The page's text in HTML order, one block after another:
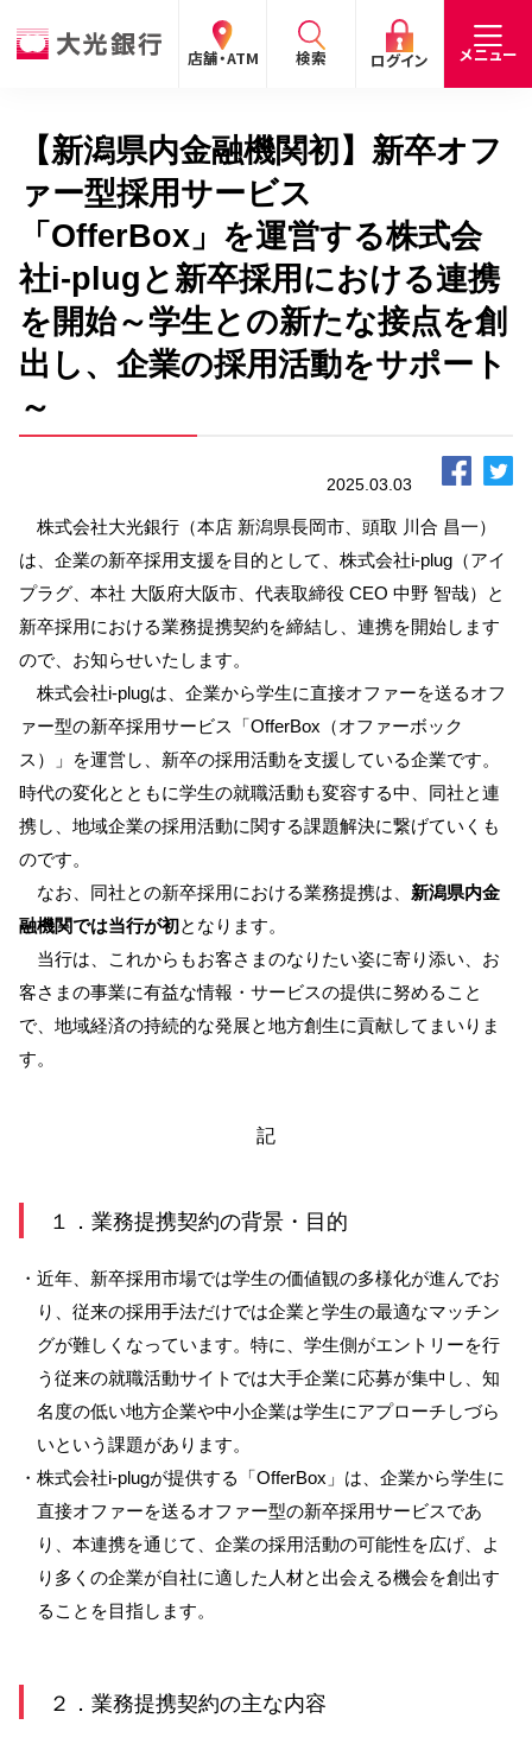
店舗・ATM 検索 ログイン メニュー
閉じる
手数料 預金金利 お問合わせ
個人の
お客さま
法人の
お客さま
企業・
IR情報
採用
情報
閉じる
個人のお客さま
たいこうパーソナルe-バンキング
サービスのご案内 ログイン
デビット会員用 Web
たいこうインターネット投信
サービスのご案内 ログイン
たいこうNavi
（たいこうNaviをご利用のお客さま向け）
サービスのご案内 ログイン
※たいこうNaviはウェルスナビ株式会社が提供するサービスです。
これより先のページは、ウェルスナビ株式会社が運営するサイトとなりま
す。
法人のお客さま
たいこうオフィスe-バンキング
たいこうでんさいサービス
（電子債権をご利用のお客さま向け）
サービスのご案内
Taiko Big Advance
サービスのご案内
閉じる
【新潟県内金融機関初】新卒オフ
ァー型採用サービス
「OfferBox」を運営する株式会
社i-plugと新卒採用における連携
を開始～学生との新たな接点を創
出し、企業の採用活動をサポート
～
2025.03.03
株式会社大光銀行（本店 新潟県長岡市、頭取 川合 昌一）
は、企業の新卒採用支援を目的として、株式会社i-plug（アイ
プラグ、本社 大阪府大阪市、代表取締役 CEO 中野 智哉）と
新卒採用における業務提携契約を締結し、連携を開始します
ので、お知らせいたします。
株式会社i-plugは、企業から学生に直接オファーを送るオフ
ァー型の新卒採用サービス「OfferBox（オファーボック
ス）」を運営し、新卒の採用活動を支援している企業です。
時代の変化とともに学生の就職活動も変容する中、同社と連
携し、地域企業の採用活動に関する課題解決に繋げていくも
のです。
なお、同社との新卒採用における業務提携は、 新潟県内金
融機関では当行が初となります。
当行は、これからもお客さまのなりたい姿に寄り添い、お
客さまの事業に有益な情報・サービスの提供に努めること
で、地域経済の持続的な発展と地方創生に貢献してまいりま
す。
記
１．業務提携契約の背景・目的
・近年、新卒採用市場では学生の価値観の多様化が進んでお
り、従来の採用手法だけでは企業と学生の最適なマッチン
グが難しくなっています。特に、学生側がエントリーを行
う従来の就職活動サイトでは大手企業に応募が集中し、知
名度の低い地方企業や中小企業は学生にアプローチしづら
いという課題があります。
・株式会社i-plugが提供する「OfferBox」は、企業から学生に
直接オファーを送るオファー型の新卒採用サービスであ
り、本連携を通じて、企業の採用活動の可能性を広げ、よ
り多くの企業が自社に適した人材と出会える機会を創出す
ることを目指します。
２．業務提携契約の主な内容